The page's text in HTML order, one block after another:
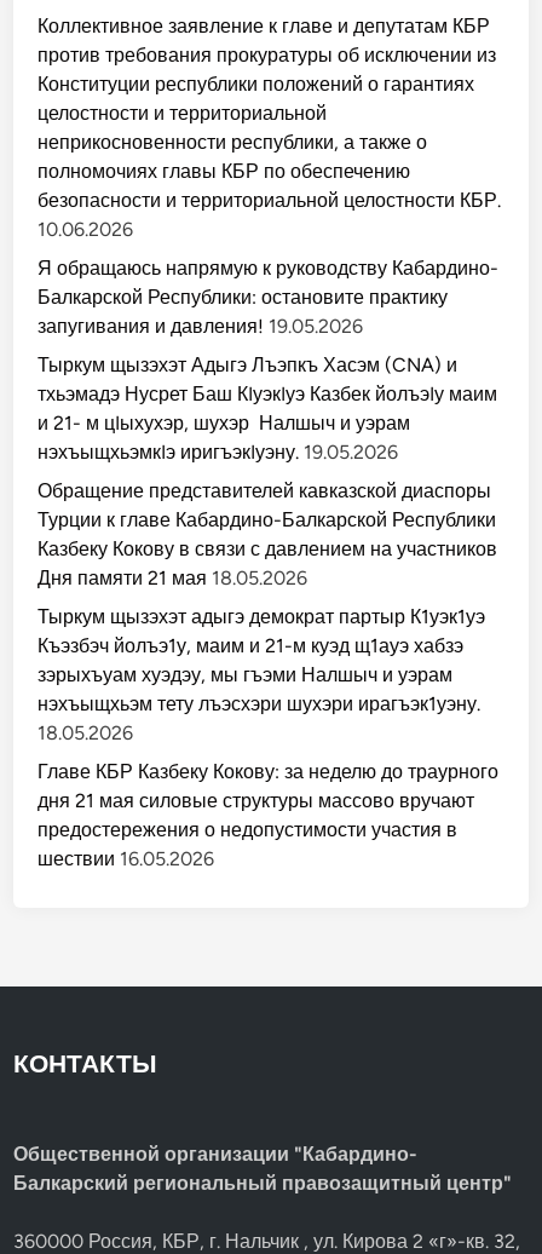
Коллективное заявление к главе и депутатам КБР
против требования прокуратуры об исключении из
Конституции республики положений о гарантиях
целостности и территориальной
неприкосновенности республики, а также о
полномочиях главы КБР по обеспечению
безопасности и территориальной целостности КБР.
10.06.2026
Я обращаюсь напрямую к руководству Кабардино-
Балкарской Республики: остановите практику
запугивания и давления! 19.05.2026
Тыркум щызэхэт Адыгэ Лъэпкъ Хасэм (CNA) и
тхьэмадэ Нусрет Баш КIуэкIуэ Казбек йолъэIу маим
и 21- м цIыхухэр, шухэр Налшыч и уэрам
нэхъыщхьэмкIэ иригъэкIуэну. 19.05.2026
Обращение представителей кавказской диаспоры
Турции к главе Кабардино-Балкарской Республики
Казбеку Кокову в связи с давлением на участников
Дня памяти 21 мая 18.05.2026
Тыркум щызэхэт адыгэ демократ партыр К1уэк1уэ
Къэзбэч йолъэ1у, маим и 21-м куэд щ1ауэ хабзэ
зэрыхъуам хуэдэу, мы гъэми Налшыч и уэрам
нэхъыщхьэм тету лъэсхэри шухэри ирагъэк1уэну.
18.05.2026
Главе КБР Казбеку Кокову: за неделю до траурного
дня 21 мая силовые структуры массово вручают
предостережения о недопустимости участия в
шествии 16.05.2026
КОНТАКТЫ
Общественной организации "Кабардино-
Балкарский региональный правозащитный центр"
360000 Россия, КБР, г. Нальчик , ул. Кирова 2 «г»-кв. 32,